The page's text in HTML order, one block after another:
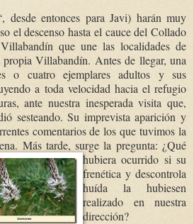
desde entonces para Javi) harán muy
el descenso hasta el cauce del Collado
que une las localidades de
Villabandín. Antes de llegar, una
o cuatro ejemplares adultos y sus
a toda velocidad hacia el refugio
ante nuestra inesperada visita que,
sesteando. Su imprevista aparición y
comentarios de los que tuvimos la
Más tarde, surge la pregunta: ¿Qué
hubiera ocurrido si su
frenética y descontrola
huída la hubiesen
realizado en nuestra
dirección?